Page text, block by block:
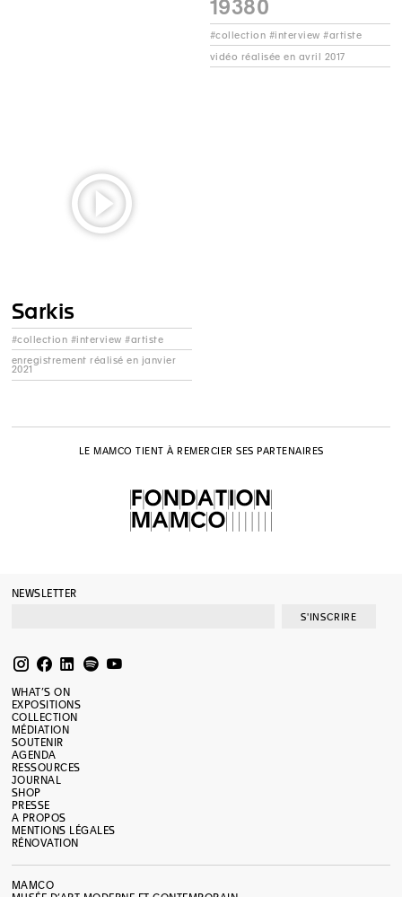
19380
#collection #interview #artiste
vidéo réalisée en avril 2017
Sarkis
#collection #interview #artiste
enregistrement réalisé en janvier
2021
LE MAMCO TIENT À REMERCIER SES PARTENAIRES
NEWSLETTER
S'INSCRIRE
WHAT’S ON
EXPOSITIONS
COLLECTION
MÉDIATION
SOUTENIR
AGENDA
RESSOURCES
JOURNAL
SHOP
PRESSE
A PROPOS
MENTIONS LÉGALES
RÉNOVATION
MAMCO